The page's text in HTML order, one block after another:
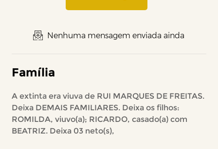
Nenhuma mensagem enviada ainda
Família
A extinta era viuva de RUI MARQUES DE FREITAS.
Deixa DEMAIS FAMILIARES. Deixa os filhos:
ROMILDA, viuvo(a); RICARDO, casado(a) com
BEATRIZ. Deixa 03 neto(s),